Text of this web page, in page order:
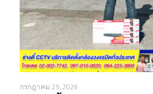
กรกฎาคม 29, 2026